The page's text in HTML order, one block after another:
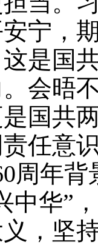
宁，
是国
会晤
国共
任意
周年
中华”
，坚